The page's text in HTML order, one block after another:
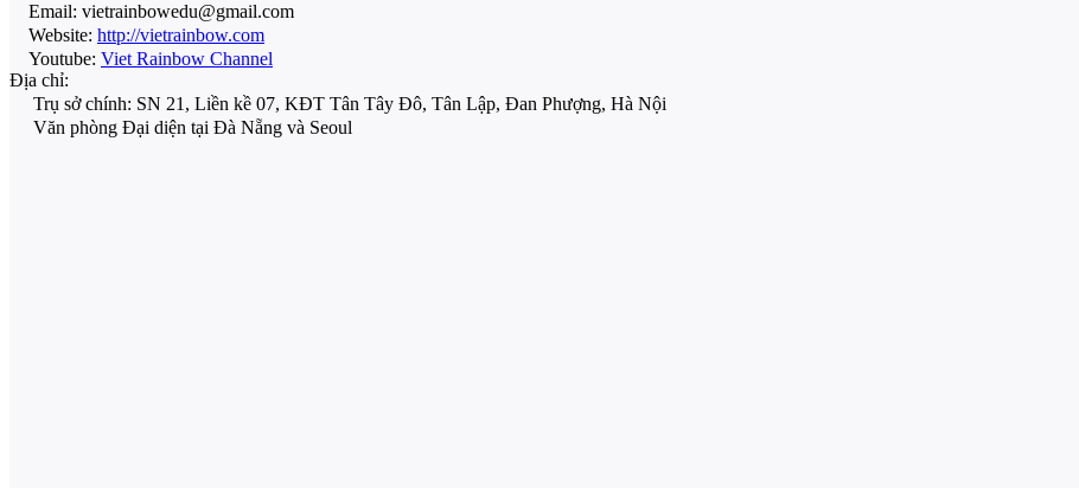
Email: vietrainbowedu@gmail.com
Website: http://vietrainbow.com
Youtube: Viet Rainbow Channel
Địa chỉ:
Trụ sở chính: SN 21, Liền kề 07, KĐT Tân Tây Đô, Tân Lập, Đan Phượng, Hà Nội
Văn phòng Đại diện tại Đà Nẵng và Seoul